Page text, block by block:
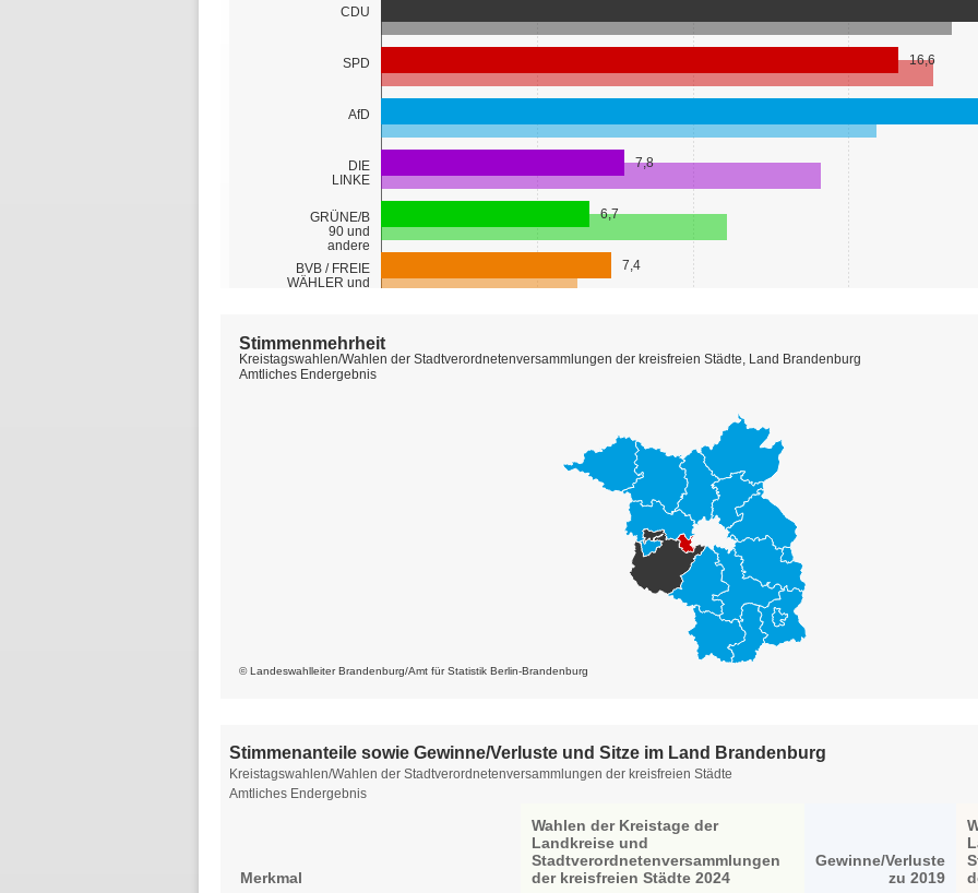
© Landeswahlleiter Brandenburg/Amt für Statistik Berlin-Brandenburg
Stimmenmehrheit
Kreistagswahlen/Wahlen der Stadtverordnetenversammlungen der kreisfreien Städte, Land Brandenburg
Amtliches Endergebnis